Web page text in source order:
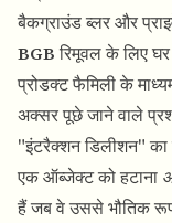
बैकग्राउंड ब्लर और
BGBरिमूवल के लिए
प्रोडक्ट फैमिली के
अक्सर पूछे जाने वाले
"इंटरैक्शन डिलीशन" का
एक ऑब्जेक्ट को हटाना
हैं जब वे उससे भौतिक